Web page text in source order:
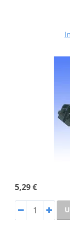
5,29 €